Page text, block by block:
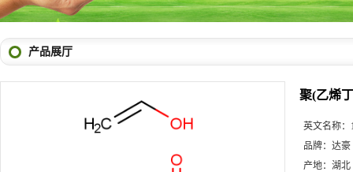
产品展厅
聚(乙烯
英文名称：
品牌： 达豪
产地： 湖北